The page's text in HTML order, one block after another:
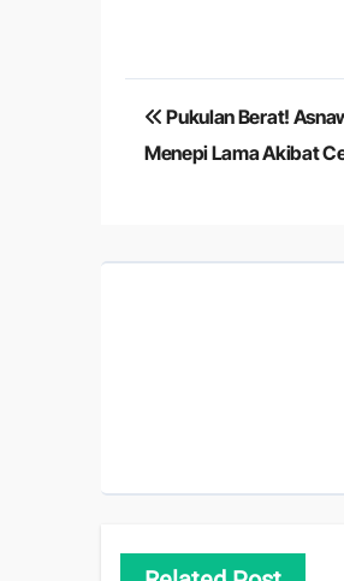
Navigasi
pos
Pukulan Berat!
Menepi Lama Akibat